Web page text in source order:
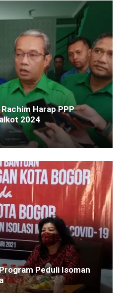
Harap PPP
2024
Peduli Isoman